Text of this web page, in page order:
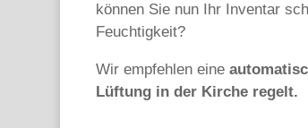
können Sie nun Ihr Inventar
Feuchtigkeit?
Wir empfehlen eine
Lüftung in der Kirche regelt.